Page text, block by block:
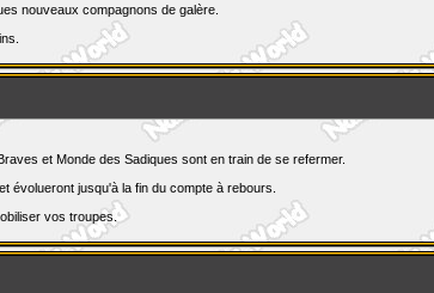
nouveaux compagnons de galère.
et Monde des Sadiques sont en train de se refermer.
évolueront jusqu'à la fin du compte à rebours.
vos troupes.